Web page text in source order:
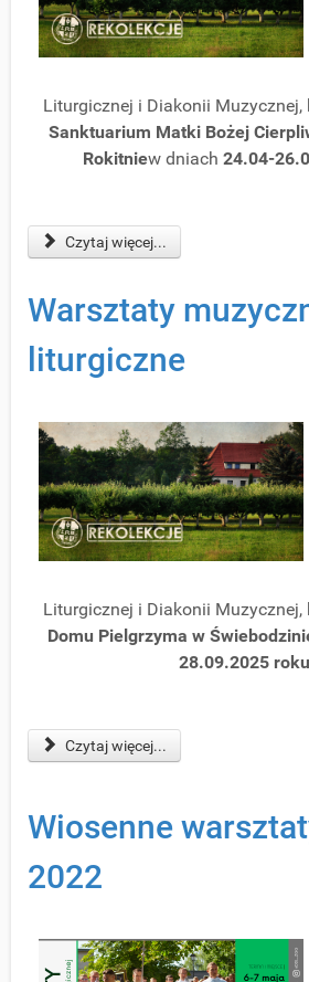
Liturgicznej i Diakonii Muzycznej,
Sanktuarium Matki Bożej
Rokitniew dniach 24.04-
Czytaj więcej...
Warsztaty
liturgiczne
Liturgicznej i Diakonii Muzycznej,
Domu Pielgrzyma w
28.09.2025
Czytaj więcej...
Wiosenne
2022